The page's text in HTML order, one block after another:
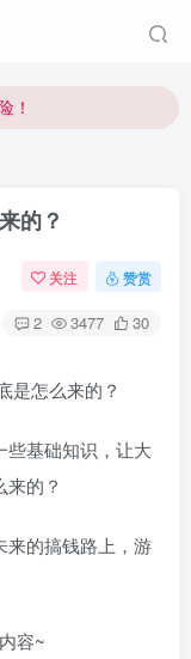
！
的？
关注 赞赏
2 3477 30
些基础知识，让大
的？
来的搞钱路上，游
容~